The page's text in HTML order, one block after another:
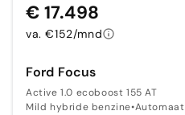
Ford Focus
Active 1.0 ecoboost 155 AT
Mild hybride benzine•Automaat
€ 17.498
va. €152/mnd